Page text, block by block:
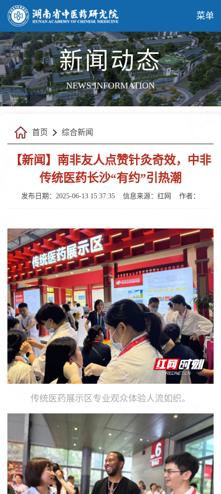
菜单
新闻动态
NEWS INFORMATION
首页 综合新闻
【新闻】南非友人点赞针灸奇效，中非
传统医药长沙“有约”引热潮
发布日期：2025-06-13 15:37:35 信息来源：红网 作者：
传统医药展示区专业观众体验人流如织。